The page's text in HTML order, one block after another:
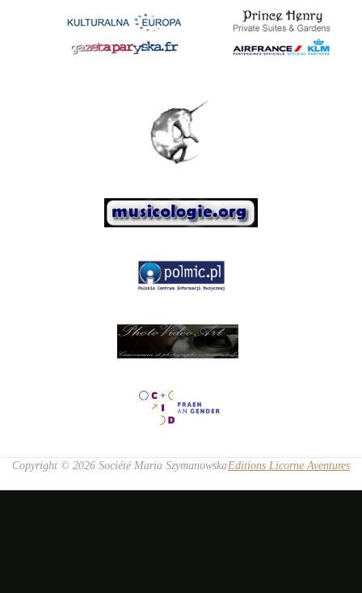
Copyright © 2026 Société Maria SzymanowskaEditions Licorne Aventures